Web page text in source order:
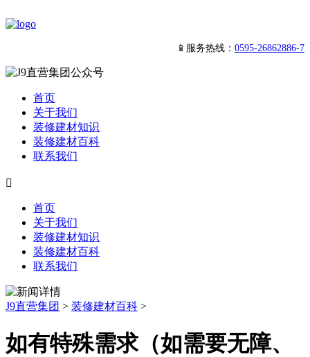
📱服务热线： 0595-26862886-7
首页
关于我们
装修建材知识
装修建材百科
联系我们

首页
关于我们
装修建材知识
装修建材百科
联系我们
J9直营集团 > 装修建材百科 >
如有特殊需求（如需要无障、